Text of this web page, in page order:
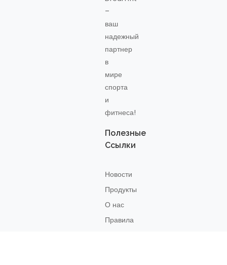
–
ваш
надежный
партнер
в
мире
спорта
и
фитнеса!
Полезные
Ссылки
Новости
Продукты
О нас
Правила